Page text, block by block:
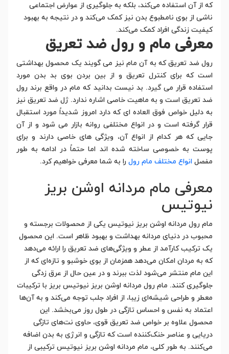
که از آن استفاده می‌کند، بلکه به جلوگیری از عوارض اجتماعی
ناشی از بوی نامطبوع بدن نیز کمک می‌کند و در نتیجه به بهبود
کیفیت زندگی افراد کمک می‌کند.
معرفی مام و رول ضد تعریق
رول ضد تعریق که به آن مام نیز می گویند یک محصول بهداشتی
است که برای کنترل تعریق و از بین بردن بوی بد بدن مورد
استفاده قرار می گیرد. بد نیست بدانید که مام در واقع برند رول
ضد تعریق است و به ماهیت خاصی اشاره ندارد. ژل ضد تعریق نیز
به دلیل خواص فوق العاده ای که دارد امروز شدیداً مورد استقبال
قرار گرفته است و در انواع مختلفی روانه بازار می شود و از آن
جایی که هر کدام از انواع آن، ویژگی های خاصی دارند و برای
پوست به خصوصی ساخته شده اند اما حتماً در ادامه به طور
مفصل انواع مختلف مام رول را به شما معرفی خواهیم کرد.
معرفی مام مردانه اوشن بریز
نیوتیس
مام رول مردانه اوشن بریز نیوتیس یکی از محصولات برجسته و
محبوب در دنیای مردانه بهداشت و بهبود ظاهر است. این محصول
یک ترکیب کارآمد از عطر و ویژگی‌های ضد تعریق را ارائه می‌دهد
که به مردان امکان می‌دهد همزمان از بوی خوشبو و تازه‌ای که از
این مام منتشر می‌شود لذت ببرند و در عین حال از عرق زدگی
جلوگیری کنند. مام رول مردانه اوشن بریز نیوتیس بریز با ترکیبات
معطر و طراحی شیشه‌ای زیبا، از افراد جلب توجه می‌کند و به آن‌ها
اعتماد به نفس و احساس تازگی در طول روز می‌بخشد. این
محصول علاوه بر خواص ضد تعریق قوی، حاوی نت‌های تازگی
دریایی و عناصر خنک‌کننده است که تازگی و انرژی به بدن اضافه
می‌کنند. به طور کلی، مام مردانه اوشن بریز نیوتیس ترکیبی از